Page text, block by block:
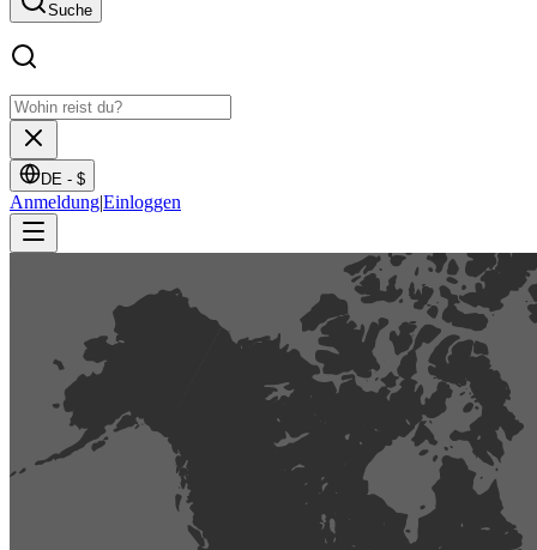
Suche
DE - $
Anmeldung|Einloggen